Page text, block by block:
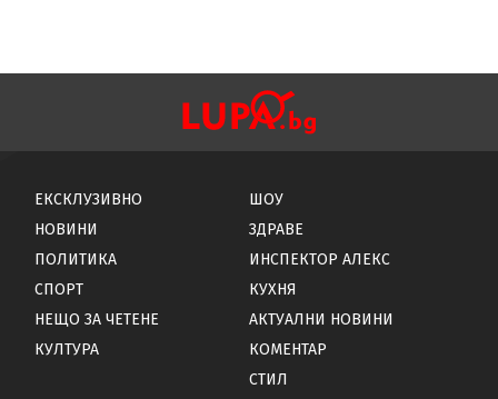
ЕКСКЛУЗИВНО
НОВИНИ
ПОЛИТИКА
СПОРТ
НЕЩО ЗА ЧЕТЕНЕ
КУЛТУРА
ШОУ
ЗДРАВЕ
ИНСПЕКТОР АЛЕКС
КУХНЯ
АКТУАЛНИ НОВИНИ
КОМЕНТАР
СТИЛ